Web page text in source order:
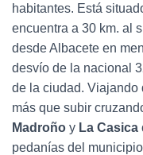
habitantes. Está
encuentra a 30 km. al
desde Albacete en
desvío de la nacional
de la ciudad. Viajando
más que subir
Madroño y La
pedanías del